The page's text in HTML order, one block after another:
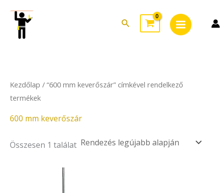
content
Search
Menu
Kezdőlap / “600 mm keverőszár” címkével rendelkező
termékek
600 mm keverőszár
Összesen 1 találat